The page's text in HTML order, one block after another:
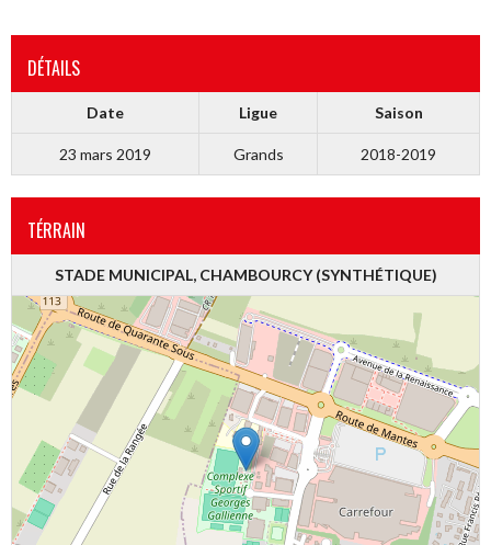
DÉTAILS
Date Ligue Saison
23 mars 2019 Grands 2018-2019
TÉRRAIN
STADE MUNICIPAL, CHAMBOURCY (SYNTHÉTIQUE)